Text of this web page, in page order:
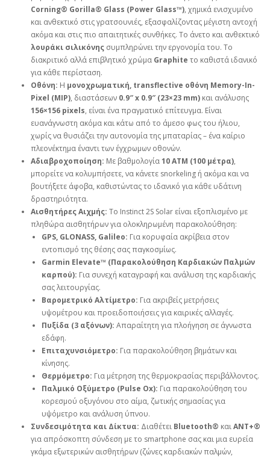
Corning® Gorilla® Glass (Power Glass™), χημικά ενισχυμένο
και ανθεκτικό στις γρατσουνιές, εξασφαλίζοντας μέγιστη αντοχή
ακόμα και στις πιο απαιτητικές συνθήκες. Το άνετο και ανθεκτικό
λουράκι σιλικόνης συμπληρώνει την εργονομία του. Το
διακριτικό αλλά επιβλητικό χρώμα Graphite το καθιστά ιδανικό
για κάθε περίσταση.
Οθόνη: Η μονοχρωματική, transflective οθόνη Memory-In-
Pixel (MIP), διαστάσεων 0.9″ x 0.9″ (23×23 mm) και ανάλυσης
156×156 pixels, είναι ένα πραγματικό επίτευγμα. Είναι
ευανάγνωστη ακόμα και κάτω από το άμεσο φως του ήλιου,
χωρίς να θυσιάζει την αυτονομία της μπαταρίας – ένα καίριο
πλεονέκτημα έναντι των έγχρωμων οθονών.
Αδιαβροχοποίηση: Με βαθμολογία10 ATM (100 μέτρα),
μπορείτε να κολυμπήσετε, να κάνετε snorkeling ή ακόμα και να
βουτήξετε άφοβα, καθιστώντας το ιδανικό για κάθε υδάτινη
δραστηριότητα.
Αισθητήρες Αιχμής: Το Instinct 2S Solar είναι εξοπλισμένο με
πληθώρα αισθητήρων για ολοκληρωμένη παρακολούθηση:
GPS, GLONASS, Galileo: Για κορυφαία ακρίβεια στον
εντοπισμό της θέσης σας παγκοσμίως.
Garmin Elevate™ (Παρακολούθηση Καρδιακών Παλμών
καρπού): Για συνεχή καταγραφή και ανάλυση της καρδιακής
σας λειτουργίας.
Βαρομετρικό Αλτίμετρο: Για ακριβείς μετρήσεις
υψομέτρου και προειδοποιήσεις για καιρικές αλλαγές.
Πυξίδα (3 αξόνων): Απαραίτητη για πλοήγηση σε άγνωστα
εδάφη.
Επιταχυνσιόμετρο: Για παρακολούθηση βημάτων και
κίνησης.
Θερμόμετρο: Για μέτρηση της θερμοκρασίας περιβάλλοντος.
Παλμικό Οξύμετρο (Pulse Ox): Για παρακολούθηση του
κορεσμού οξυγόνου στο αίμα, ζωτικής σημασίας για
υψόμετρο και ανάλυση ύπνου.
Συνδεσιμότητα και Δίκτυα: Διαθέτει Bluetooth® καιANT+®
για απρόσκοπτη σύνδεση με το smartphone σας και μια ευρεία
γκάμα εξωτερικών αισθητήρων (ζώνες καρδιακών παλμών,